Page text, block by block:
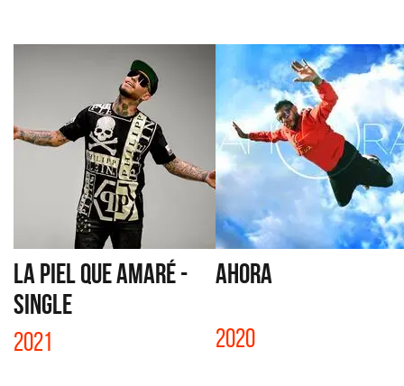
LA PIEL QUE AMARÉ -
SINGLE
2021
AHORA
2020